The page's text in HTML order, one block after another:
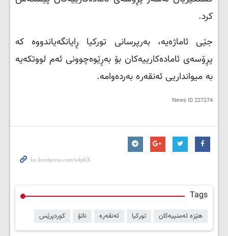
کرد.
جێی ئاماژەیە، بەرپرسانی تورکیا ڕایانگەیاندووە کە
پڕۆسەی ئامادەکارییەکان بۆ بەڕێوەچوونی ئەم لووتکەیە
بە میوانداریی ئەنقەرە بەردەوامە.
News ID227274
Tags
هێزە ئەمنییەکان تورکیا ئەنقەرە ناتۆ کوردپرێس